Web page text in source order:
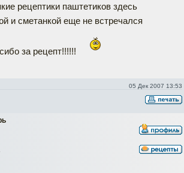
рецептики паштетиков здесь
и сметанкой еще не встречался
за рецепт!!!!!!
05 Дек 2007 13:53